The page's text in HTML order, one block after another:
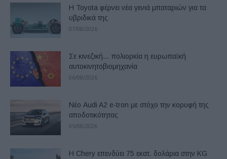
Η Toyota φέρνει νέα γενιά μπαταριών για τα
υβριδικά της
07/08/2026
Σε κινεζική… πολιορκία η ευρωπαϊκή
αυτοκινητοβιομηχανία
06/08/2026
Νέο Audi A2 e-tron με στόχο την κορυφή της
αποδοτικότητας
05/08/2026
Η Chery επενδύει 75 εκατ. δολάρια στην KG